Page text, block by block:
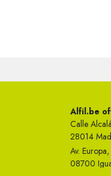
Alfil.be
Calle
28014
Av.
08700